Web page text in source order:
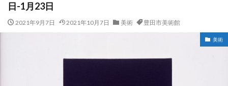
日-1月23日
2021年9月7日 2021年10月7日 美術 豊田市美術館
美術